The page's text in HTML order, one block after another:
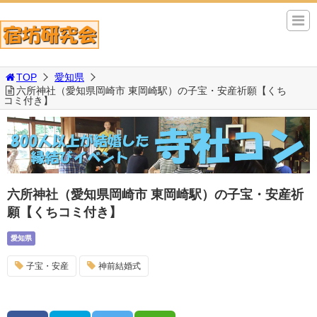
TOP
愛知県
六所神社（愛知県岡崎市 東岡崎駅）の子宝・安産祈願【くち
コミ付き】
六所神社（愛知県岡崎市 東岡崎駅）の子宝・安産祈
願【くちコミ付き】
愛知県
子宝・安産 神前結婚式